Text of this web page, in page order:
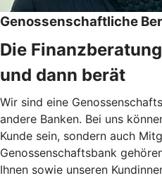
Genossenschaftliche
Die
und dann berät
Wir sind eine
andere Banken. Bei uns
Kunde sein, sondern auch
Genossenschaftsbank
Ihnen sowie unseren